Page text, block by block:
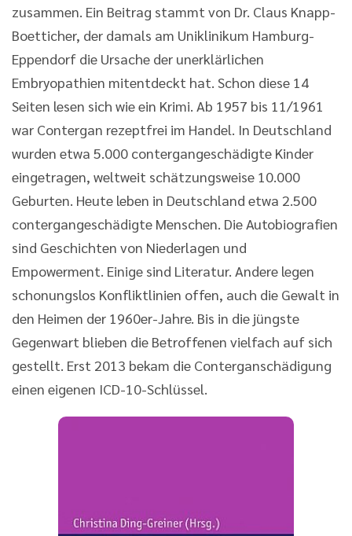
zusammen. Ein Beitrag stammt von Dr. Claus Knapp-
Boetticher, der damals am Uniklinikum Hamburg-
Eppendorf die Ursache der unerklärlichen
Embryopathien mitentdeckt hat. Schon diese 14
Seiten lesen sich wie ein Krimi. Ab 1957 bis 11/1961
war Contergan rezeptfrei im Handel. In Deutschland
wurden etwa 5.000 contergangeschädigte Kinder
eingetragen, weltweit schätzungsweise 10.000
Geburten. Heute leben in Deutschland etwa 2.500
contergangeschädigte Menschen. Die Autobiografien
sind Geschichten von Niederlagen und
Empowerment. Einige sind Literatur. Andere legen
schonungslos Konfliktlinien offen, auch die Gewalt in
den Heimen der 1960er-Jahre. Bis in die jüngste
Gegenwart blieben die Betroffenen vielfach auf sich
gestellt. Erst 2013 bekam die Conterganschädigung
einen eigenen ICD-10-Schlüssel.